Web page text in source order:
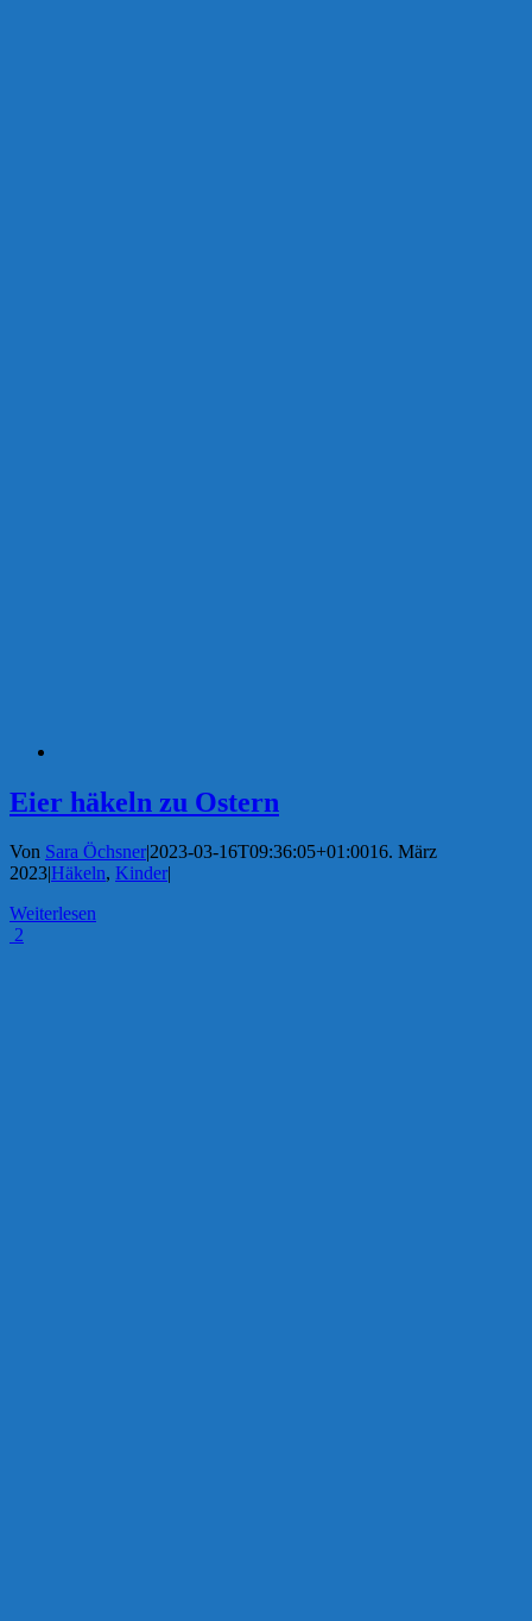
Eier häkeln zu Ostern
Von Sara Öchsner|2023-03-16T09:36:05+01:0016. März
2023|Häkeln, Kinder|
Weiterlesen
2